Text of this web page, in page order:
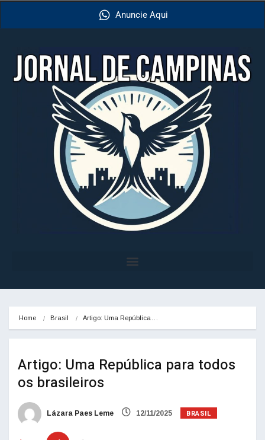
Anuncie Aqui
Home Brasil Artigo: Uma República…
Artigo: Uma República para todos
os brasileiros
Lázara Paes Leme 12/11/2025 BRASIL